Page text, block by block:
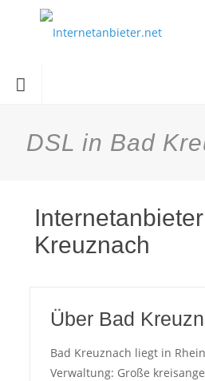
DSL in Bad
Kreuznach
Über Bad
Bad Kreuznach liegt in
Verwaltung: Große